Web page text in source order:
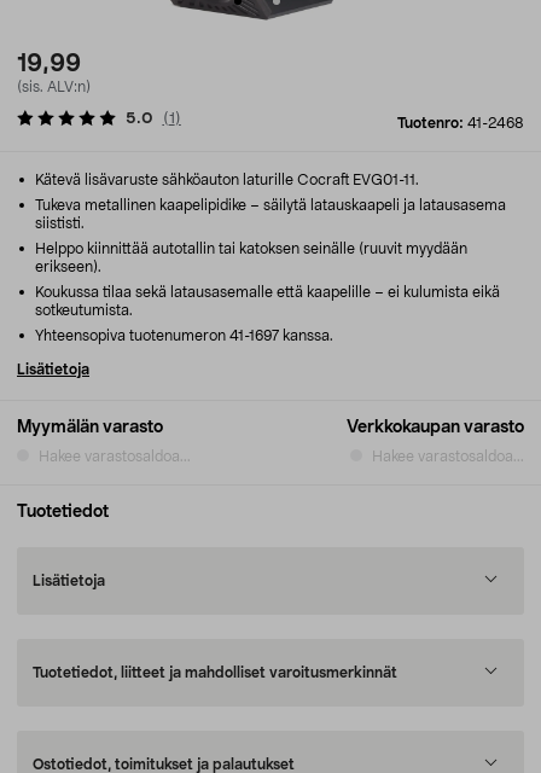
19,99
(sis. ALV:n)
Tuotenro: 41-2468
5.0 (1 )
Myymälän varasto
Hakee varastosaldoa...
Verkkokaupan varasto
Hakee varastosaldoa...
Kätevä lisävaruste sähköauton laturille Cocraft EVG01-11.
Tukeva metallinen kaapelipidike – säilytä latauskaapeli ja latausasema
siististi.
Helppo kiinnittää autotallin tai katoksen seinälle (ruuvit myydään
erikseen).
Koukussa tilaa sekä latausasemalle että kaapelille – ei kulumista eikä
sotkeutumista.
Yhteensopiva tuotenumeron 41-1697 kanssa.
Lisätietoja
Tuotetiedot
Lisätietoja
Tuotetiedot, liitteet ja mahdolliset varoitusmerkinnät
Ostotiedot, toimitukset ja palautukset